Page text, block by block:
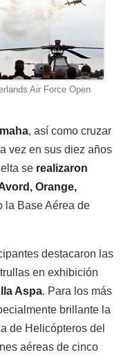
Air Force Open
, así como cruzar
vez en sus diez años
se realizaron
Orange,
la Base Aérea de
destacaron las
en exhibición
Aspa. Para los más
brillante la
de Helicópteros del
aéreas de cinco